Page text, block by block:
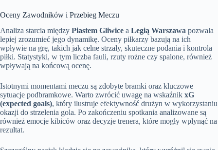
Oceny Zawodników i Przebieg Meczu
Analiza starcia między Piastem Gliwice a Legią Warszawa pozwala
lepiej zrozumieć jego dynamikę. Oceny piłkarzy bazują na ich
wpływie na grę, takich jak celne strzały, skuteczne podania i kontrola
piłki. Statystyki, w tym liczba fauli, rzuty rożne czy spalone, również
wpływają na końcową ocenę.
Istotnymi momentami meczu są zdobyte bramki oraz kluczowe
sytuacje podbramkowe. Warto zwrócić uwagę na wskaźnik xG
(expected goals), który ilustruje efektywność drużyn w wykorzystaniu
okazji do strzelenia gola. Po zakończeniu spotkania analizowane są
również emocje kibiców oraz decyzje trenera, które mogły wpłynąć na
rezultat.